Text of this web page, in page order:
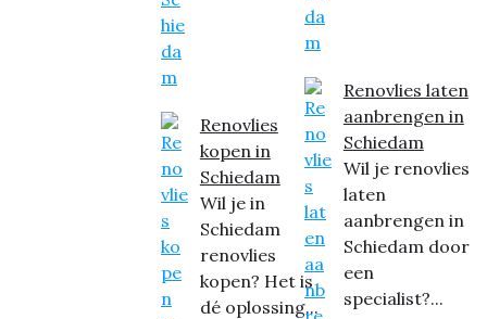
Renovlies
kopen in
Schiedam
Wil je in
Schiedam
renovlies
kopen? Het is
dé oplossing...
Renovlies laten
aanbrengen in
Schiedam
Wil je renovlies
laten
aanbrengen in
Schiedam door
een
specialist?...